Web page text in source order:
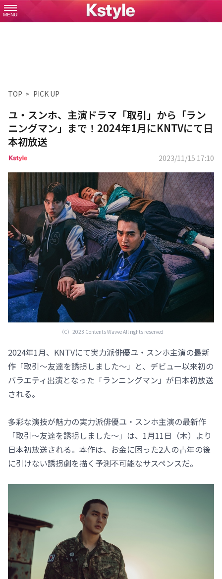
MENU
TOP PICK UP
ユ・スンホ、主演ドラマ「取引」から「ラン
ニングマン」まで！2024年1月にKNTVにて日
本初放送
2023/11/15 17:10
（C）2023 Contents Wavve All rights reserved
2024年1月、KNTVにて実力派俳優ユ・スンホ主演の最新
作「取引～友達を誘拐しました～」と、デビュー以来初の
バラエティ出演となった「ランニングマン」が日本初放送
される。
多彩な演技が魅力の実力派俳優ユ・スンホ主演の最新作
「取引～友達を誘拐しました～」は、1月11日（木）より
日本初放送される。本作は、お金に困った2人の青年の後
に引けない誘拐劇を描く予測不可能なサスペンスだ。